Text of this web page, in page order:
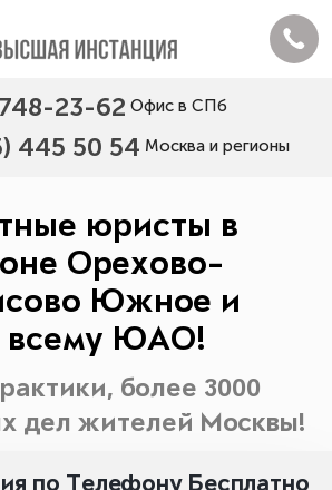
23-62 Офис в СПб
445 50 54 Москва и регионы
юристы в
Орехово-
Южное и
всему ЮАО!
более 3000
дел жителей Москвы!